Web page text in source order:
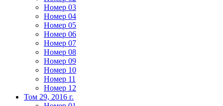
Номер 03
Номер 04
Номер 05
Номер 06
Номер 07
Номер 08
Номер 09
Номер 10
Номер 11
Номер 12
Том 29, 2016 г.